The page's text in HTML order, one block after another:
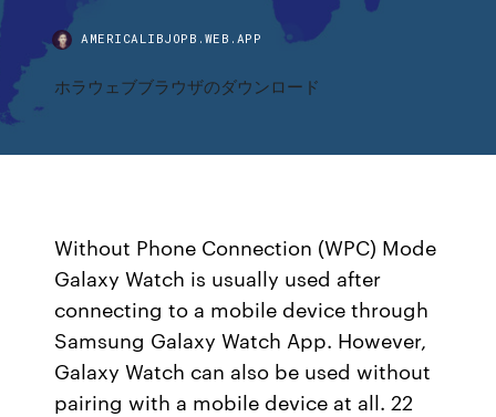
AMERICALIBJOPB.WEB.APP
ホラウェブブラウザのダウンロード
Without Phone Connection (WPC) Mode
Galaxy Watch is usually used after
connecting to a mobile device through
Samsung Galaxy Watch App. However,
Galaxy Watch can also be used without
pairing with a mobile device at all. 22